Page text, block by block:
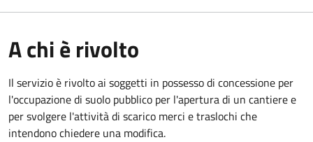
A chi è rivolto
Il servizio è rivolto ai soggetti in possesso di concessione per
l'occupazione di suolo pubblico per l'apertura di un cantiere e
per svolgere l'attività di scarico merci e traslochi che
intendono chiedere una modifica.